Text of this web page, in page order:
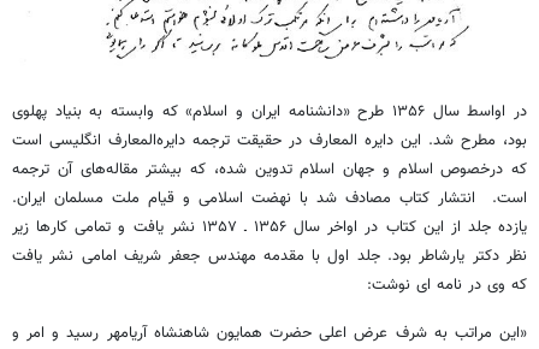
در اواسط سال ۱۳۵۶ طرح «دانشنامه ایران و اسلام» که وابسته به بنیاد پهلوی
بود، مطرح شد. این دایره ‌المعارف در حقیقت ترجمه دایره‌المعارف انگلیسی است
که درخصوص اسلام و جهان اسلام تدوین شده، که بیشتر مقاله‌های آن ترجمه
است. انتشار کتاب مصادف شد با نهضت اسلامی و قیام ملت مسلمان ایران.
یازده جلد از این کتاب در اواخر سال ۱۳۵۶ ـ ۱۳۵۷ نشر یافت و تمامی کارها زیر
نظر دکتر یارشاطر بود. جلد اول با مقدمه مهندس جعفر شریف امامی نشر یافت
که وی در نامه‌ ای نوشت:
«این مراتب به شرف عرض اعلی حضرت همایون شاهنشاه آریامهر رسید و امر و